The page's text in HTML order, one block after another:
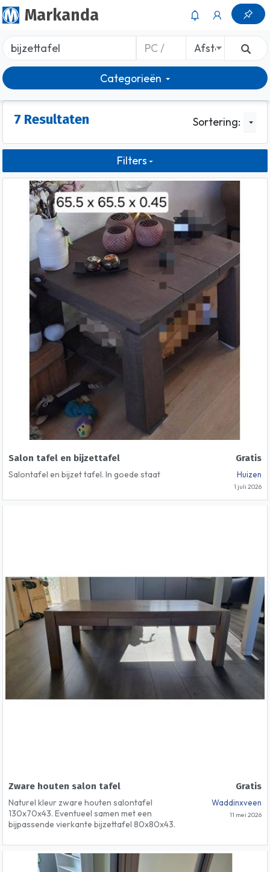
Markanda
Categorieën
7 Resultaten Sortering:
Filters
Gratis
Salon tafel en bijzettafel
Huizen
1 juli 2026
Salontafel en bijzet tafel. In goede staat
Gratis
Zware houten salon tafel
Waddinxveen
11 mei 2026
Naturel kleur zware houten salontafel
130x70x43. Eventueel samen met een
bijpassende vierkante bijzettafel 80x80x43.